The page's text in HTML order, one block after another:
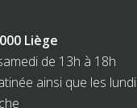
Liège
de 13h à 18h
ainsi que les lundi